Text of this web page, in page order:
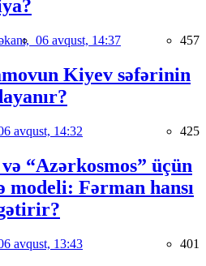
06 avqust, 14:37 457
Kiyev səfərinin
avqust, 14:32 425
“Azərkosmos” üçün
modeli: Fərman hansı
avqust, 13:43 401